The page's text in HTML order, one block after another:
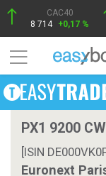
CAC40
8 714 +0,17 %
PX1 9200
[ISIN
Euronext